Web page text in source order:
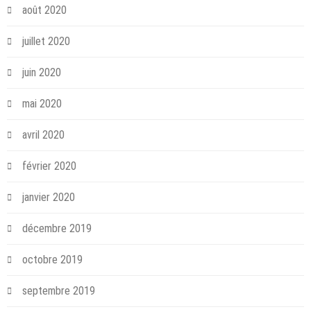
août 2020
juillet 2020
juin 2020
mai 2020
avril 2020
février 2020
janvier 2020
décembre 2019
octobre 2019
septembre 2019